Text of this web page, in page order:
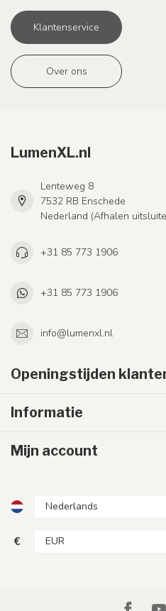
Klantenservice
Over ons
LumenXL.nl
Lenteweg 8
7532 RB Enschede
Nederland (Afhalen
+31 85 773 1906
+31 85 773 1906
info@lumenxl.nl
Openingstijden
Informatie
Mijn account
€